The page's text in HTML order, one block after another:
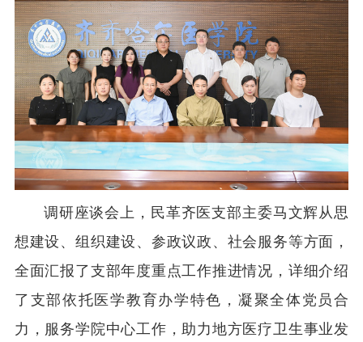
调研座谈会上，民革齐医支部主委马文辉从思
想建设、组织建设、参政议政、社会服务等方面，
全面汇报了支部年度重点工作推进情况，详细介绍
了支部依托医学教育办学特色，凝聚全体党员合
力，服务学院中心工作，助力地方医疗卫生事业发